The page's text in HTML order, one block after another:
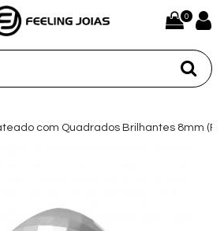
0
com Quadrados Brilhantes 8mm